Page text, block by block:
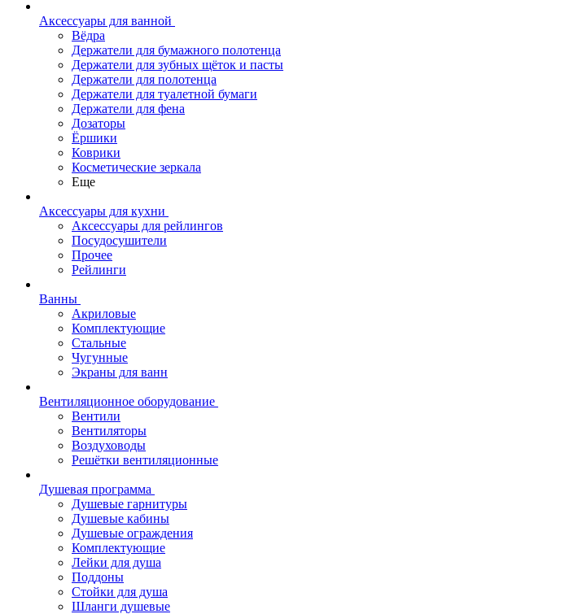
Аксессуары для ванной
Вёдра
Держатели для бумажного полотенца
Держатели для зубных щёток и пасты
Держатели для полотенца
Держатели для туалетной бумаги
Держатели для фена
Дозаторы
Ёршики
Коврики
Косметические зеркала
Еще
Аксессуары для кухни
Аксессуары для рейлингов
Посудосушители
Прочее
Рейлинги
Ванны
Акриловые
Комплектующие
Стальные
Чугунные
Экраны для ванн
Вентиляционное оборудование
Вентили
Вентиляторы
Воздуховоды
Решётки вентиляционные
Душевая программа
Душевые гарнитуры
Душевые кабины
Душевые ограждения
Комплектующие
Лейки для душа
Поддоны
Стойки для душа
Шланги душевые